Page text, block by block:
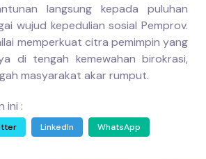
langsung kepada puluhan
wujud kepedulian sosial Pemprov.
memperkuat citra pemimpin yang
di tengah kemewahan birokrasi,
masyarakat akar rumput.
ini :
LinkedIn WhatsApp